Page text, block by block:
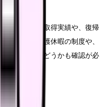
休・育休の取得実績や、復帰
。また、介護休暇の制度や、
っているかどうかも確認が必
択